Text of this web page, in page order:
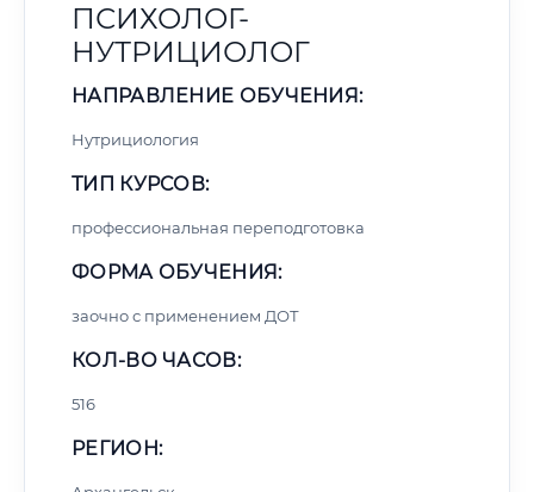
ПСИХОЛОГ-
НУТРИЦИОЛОГ
НАПРАВЛЕНИЕ ОБУЧЕНИЯ:
Нутрициология
ТИП КУРСОВ:
профессиональная переподготовка
ФОРМА ОБУЧЕНИЯ:
заочно с применением ДОТ
КОЛ-ВО ЧАСОВ:
516
РЕГИОН: